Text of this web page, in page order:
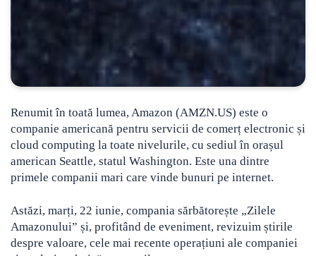
Renumit în toată lumea, Amazon (AMZN.US) este o
companie americană pentru servicii de comerț electronic și
cloud computing la toate nivelurile, cu sediul în orașul
american Seattle, statul Washington. Este una dintre
primele companii mari care vinde bunuri pe internet.
Astăzi, marți, 22 iunie, compania sărbătorește „Zilele
Amazonului” și, profitând de eveniment, revizuim știrile
despre valoare, cele mai recente operațiuni ale companiei